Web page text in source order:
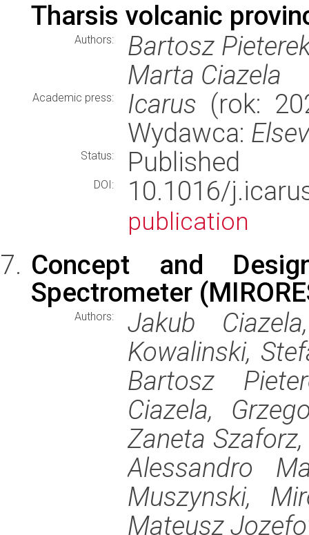
Tharsis volcanic
Authors:
Bartosz
Marta Ciazela
Academic press: Icarus (rok:
Wydawca:
Status: Published
DOI: 10.1016/
publication
Concept and
Spectrometer
Authors:
Jakub
Kowalinski,
Bartosz
Ciazela,
Zaneta
Alessandro
Muszynski,
Mateusz